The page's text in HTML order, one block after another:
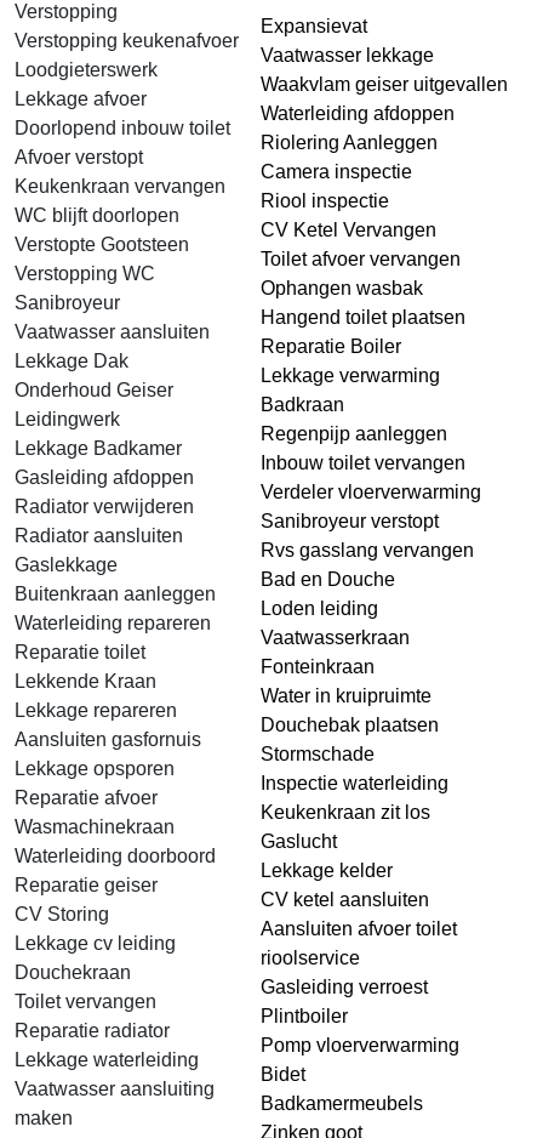
Verstopping
Verstopping keukenafvoer
Loodgieterswerk
Lekkage afvoer
Doorlopend inbouw toilet
Afvoer verstopt
Keukenkraan vervangen
WC blijft doorlopen
Verstopte Gootsteen
Verstopping WC
Sanibroyeur
Vaatwasser aansluiten
Lekkage Dak
Onderhoud Geiser
Leidingwerk
Lekkage Badkamer
Gasleiding afdoppen
Radiator verwijderen
Radiator aansluiten
Gaslekkage
Buitenkraan aanleggen
Waterleiding repareren
Reparatie toilet
Lekkende Kraan
Lekkage repareren
Aansluiten gasfornuis
Lekkage opsporen
Reparatie afvoer
Wasmachinekraan
Waterleiding doorboord
Reparatie geiser
CV Storing
Lekkage cv leiding
Douchekraan
Toilet vervangen
Reparatie radiator
Lekkage waterleiding
Vaatwasser aansluiting
maken
Expansievat
Vaatwasser lekkage
Waakvlam geiser uitgevallen
Waterleiding afdoppen
Riolering Aanleggen
Camera inspectie
Riool inspectie
CV Ketel Vervangen
Toilet afvoer vervangen
Ophangen wasbak
Hangend toilet plaatsen
Reparatie Boiler
Lekkage verwarming
Badkraan
Regenpijp aanleggen
Inbouw toilet vervangen
Verdeler vloerverwarming
Sanibroyeur verstopt
Rvs gasslang vervangen
Bad en Douche
Loden leiding
Vaatwasserkraan
Fonteinkraan
Water in kruipruimte
Douchebak plaatsen
Stormschade
Inspectie waterleiding
Keukenkraan zit los
Gaslucht
Lekkage kelder
CV ketel aansluiten
Aansluiten afvoer toilet
rioolservice
Gasleiding verroest
Plintboiler
Pomp vloerverwarming
Bidet
Badkamermeubels
Zinken goot